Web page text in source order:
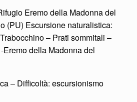
Eremo della Madonna del
(PU) Escursione naturalistica:
– Prati sommitali –
Eremo della Madonna del
– Difficoltà: escursionismo